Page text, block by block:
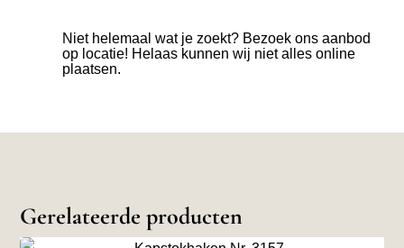
Niet helemaal wat je zoekt? Bezoek ons aanbod
op locatie! Helaas kunnen wij niet alles online
plaatsen.
Gerelateerde producten